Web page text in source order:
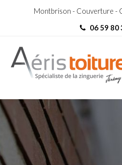
Montbrison - Couverture -
06 59 80